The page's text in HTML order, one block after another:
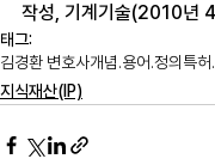
작성, 기계기술(2010년
태그:
김경환 변호사개념.용어.정의 특
지식재산(IP)